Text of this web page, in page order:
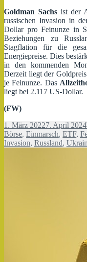
Goldman Sachs ist der
russischen Invasion in
Dollar pro Feinunze in
Beziehungen zu
Stagflation für die
Energiepreise. Dies
in den kommenden
Derzeit liegt der
je Feinunze. Das
liegt bei 2.117 US-Dollar.
(FW)
Veröffentlicht
am
1. März 20227. April 2024
Börse, Einmarsch, ETF,
Invasion, Russland,